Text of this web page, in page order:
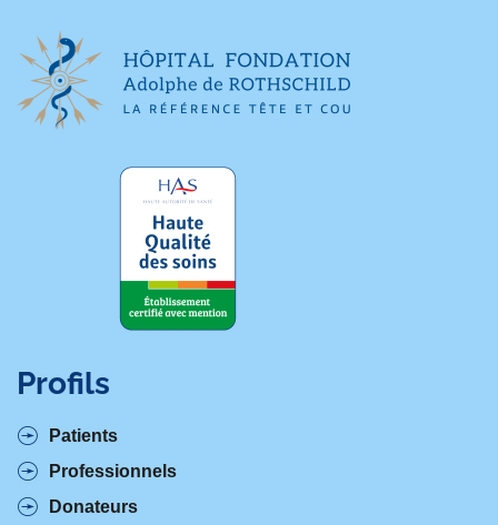
Profils
Patients
Professionnels
Donateurs